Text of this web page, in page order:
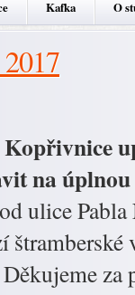
Kafka O
na
ulice
za